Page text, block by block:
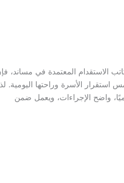
المعتمدة في مساند،
استقرار الأسرة وراحتها اليومية.
واضح الإجراءات، ويعمل ضمن